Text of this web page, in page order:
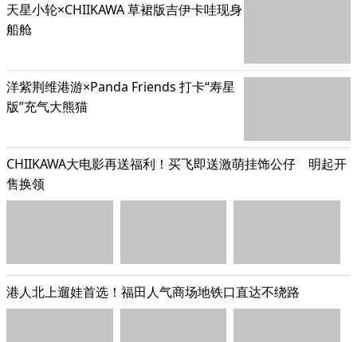
天星小轮×CHIIKAWA 草裙版吉伊卡哇现身
船舱
洋紫荆维港游×Panda Friends 打卡“寿星
版”充气大熊猫
CHIIKAWA大电影再送福利！买飞即送激萌挂饰公仔 明起开
售换领
港人北上遛娃首选！福田人气商场地铁口直达不绕路